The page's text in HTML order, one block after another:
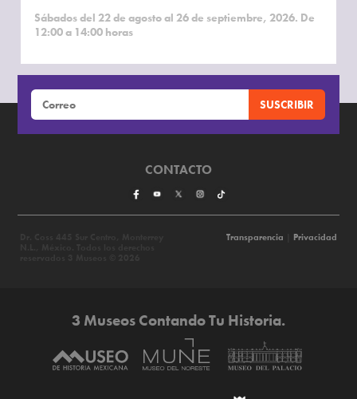
Sábados del 22 de agosto al 26 de septiembre, 2026. De
12:00 a 14:00 horas
CONTACTO
Transparencia Privacidad
3 Museos Contando Tu Historia.